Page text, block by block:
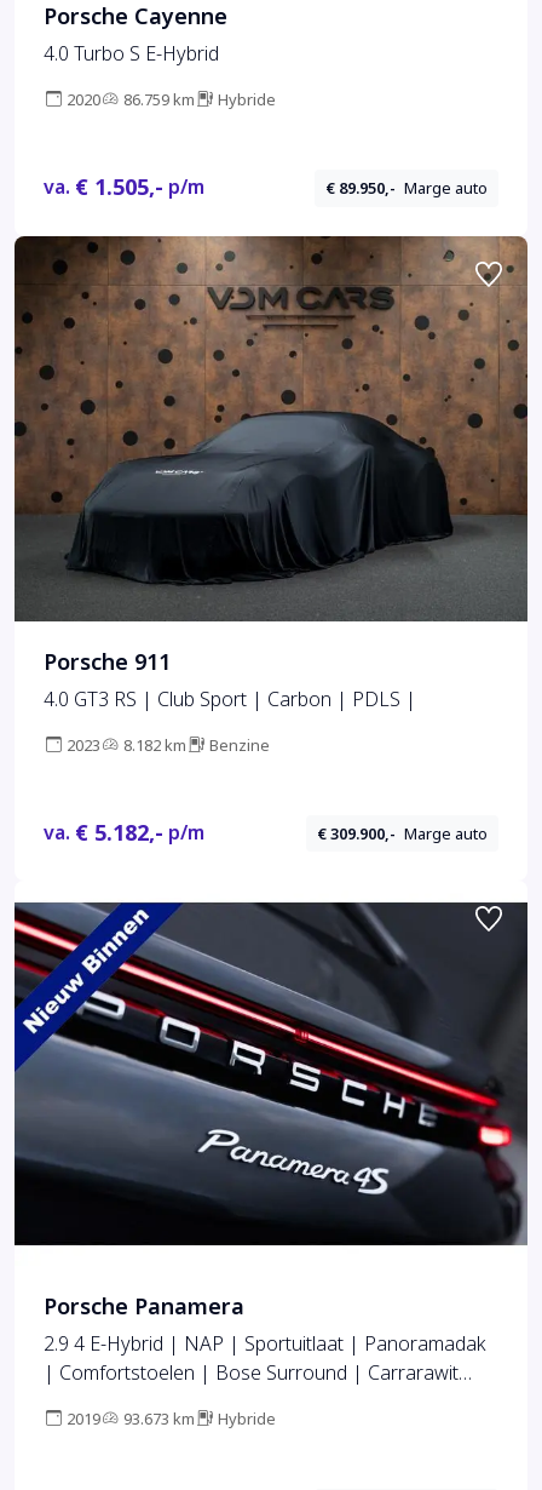
Porsche Cayenne
4.0 Turbo S E-Hybrid
2020 86.759 km Hybride
va. € 1.505,- p/m € 89.950,- Marge auto
Porsche 911
4.0 GT3 RS | Club Sport | Carbon | PDLS |
2023 8.182 km Benzine
va. € 5.182,- p/m € 309.900,- Marge auto
Porsche Panamera
2.9 4 E-Hybrid | NAP | Sportuitlaat | Panoramadak
| Comfortstoelen | Bose Surround | Carrarawit
2019 93.673 km Hybride